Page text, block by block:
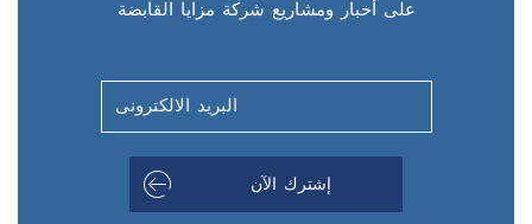
على أخبار ومشاريع شركة مزايا القابضة